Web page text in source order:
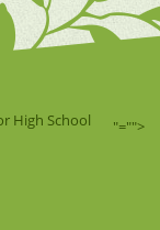
High School
"="">